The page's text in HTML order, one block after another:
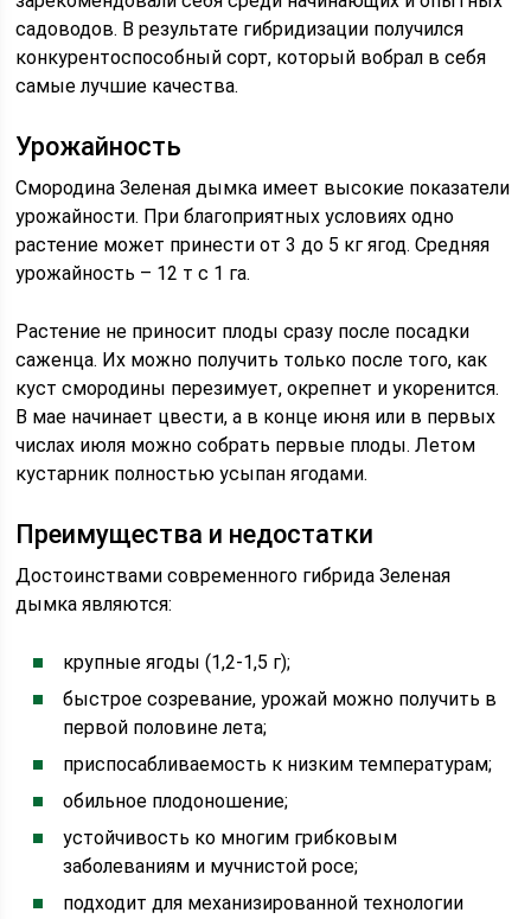
садоводов. В результате гибридизации получился
конкурентоспособный сорт, который вобрал в себя
самые лучшие качества.
Урожайность
Смородина Зеленая дымка имеет высокие показатели
урожайности. При благоприятных условиях одно
растение может принести от 3 до 5 кг ягод. Средняя
урожайность – 12 т с 1 га.
Растение не приносит плоды сразу после посадки
саженца. Их можно получить только после того, как
куст смородины перезимует, окрепнет и укоренится.
В мае начинает цвести, а в конце июня или в первых
числах июля можно собрать первые плоды. Летом
кустарник полностью усыпан ягодами.
Преимущества и недостатки
Достоинствами современного гибрида Зеленая
дымка являются:
крупные ягоды (1,2-1,5 г);
быстрое созревание, урожай можно получить в
первой половине лета;
приспосабливаемость к низким температурам;
обильное плодоношение;
устойчивость ко многим грибковым
заболеваниям и мучнистой росе;
подходит для механизированной технологии